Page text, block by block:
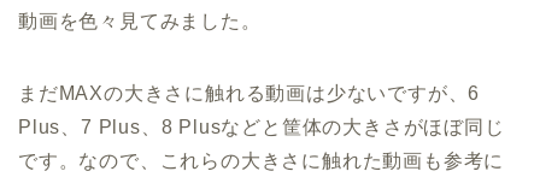
動画を色々見てみました。
まだMAXの大きさに触れる動画は少ないですが、6
Plus、7 Plus、8 Plusなどと筐体の大きさがほぼ同じ
です。なので、これらの大きさに触れた動画も参考に